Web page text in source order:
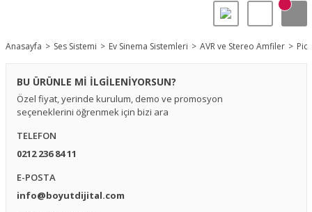
Anasayfa Ses Sistemi Ev Sinema Sistemleri AVR ve Stereo Amfiler
BU ÜRÜNLE Mİ İLGİLENİYORSUN?
Özel fiyat, yerinde kurulum, demo ve promosyon
seçeneklerini öğrenmek için bizi ara
TELEFON
0212 236 84 11
E-POSTA
info@boyutdijital.com